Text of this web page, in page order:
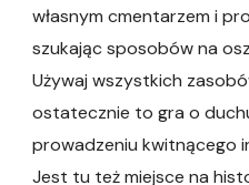
własnym cmentarzem i
szukając sposobów na
Używaj wszystkich
ostatecznie to gra o
prowadzeniu kwitnącego
Jest tu też miejsce na